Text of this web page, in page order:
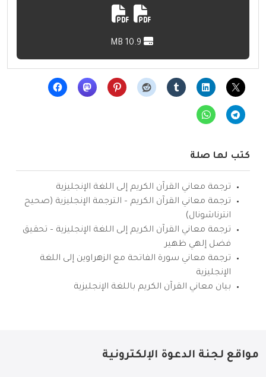
كتب لها صلة
ترجمة معاني القرآن الكريم إلى اللغة الإنجليزية
ترجمة معاني القرآن الكريم – الترجمة الإنجليزية (صحيح
انترناشونال)
ترجمة معاني القرآن الكريم إلى اللغة الإنجليزية – تحقيق
فضل إلهي ظهير
ترجمة معاني سورة الفاتحة مع الزهراوين إلى اللغة
الإنجليزية
بيان معاني القرآن الكريم باللغة الإنجليزية
مواقع لجنة الدعوة الإلكترونية